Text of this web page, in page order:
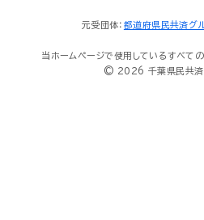
元受団体： 都道府県民共済グ
当ホームページで使用しているすべて
© 2026 千葉県民共済